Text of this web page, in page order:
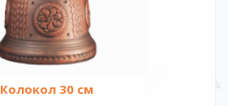
Колокол 30 см